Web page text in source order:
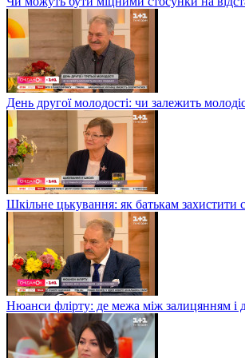
День другої молодості: чи залежить
Шкільне цькування: як батькам захистити
Нюанси флірту: де межа між залицянням і